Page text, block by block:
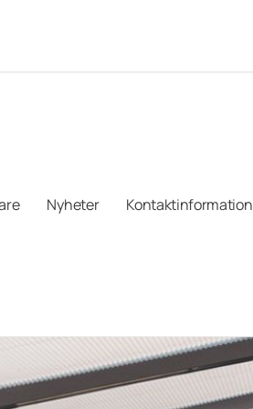
Nyheter Kontaktinformation